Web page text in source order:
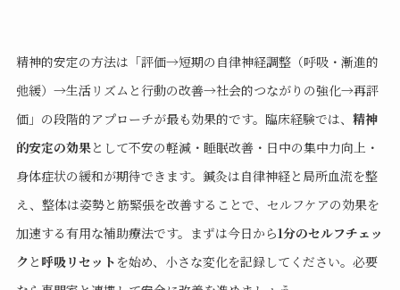
精神的安定の方法は「評価→短期の自律神経調整（呼吸・漸進的
弛緩）→生活リズムと行動の改善→社会的つながりの強化→再評
価」の段階的アプローチが最も効果的です。臨床経験では、 精神
的安定の効果として不安の軽減・睡眠改善・日中の集中力向上・
身体症状の緩和が期待できます。鍼灸は自律神経と局所血流を整
え、整体は姿勢と筋緊張を改善することで、セルフケアの効果を
加速する有用な補助療法です。まずは今日から1分のセルフチェッ
ク と 呼吸リセット を始め、小さな変化を記録してください。必要